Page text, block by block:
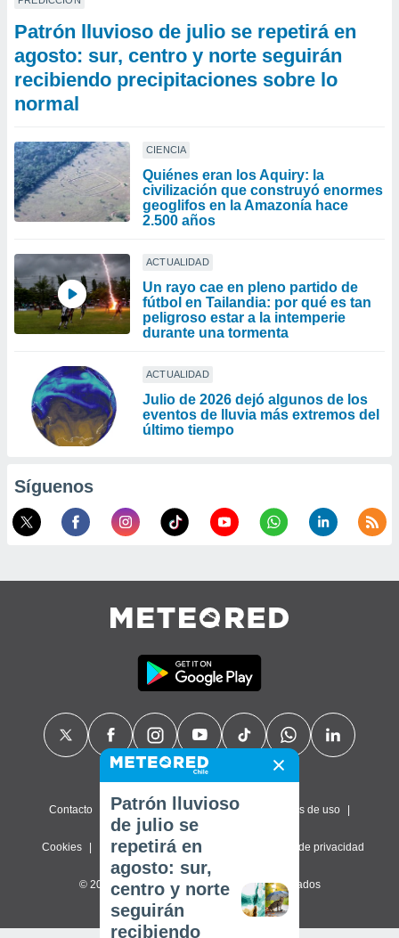
Patrón lluvioso de julio se repetirá en
agosto: sur, centro y norte seguirán
recibiendo precipitaciones sobre lo
normal
CIENCIA
Quiénes eran los Aquiry: la
civilización que construyó enormes
geoglifos en la Amazonía hace
2.500 años
ACTUALIDAD
Un rayo cae en pleno partido de
fútbol en Tailandia: por qué es tan
peligroso estar a la intemperie
durante una tormenta
ACTUALIDAD
Julio de 2026 dejó algunos de los
eventos de lluvia más extremos del
último tiempo
Síguenos
Contacto Sobre nosotros FAQ Términos de uso
Cookies Política de privacidad Configuración de privacidad
© 2026 Meteored. Todos los derechos reservados
Patrón lluvioso
de julio se
repetirá en
agosto: sur,
centro y norte
seguirán
recibiendo